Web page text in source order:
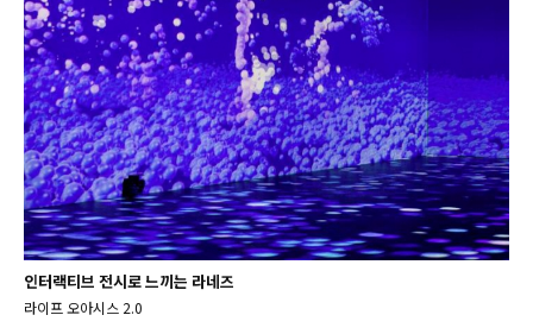
인터랙티브 전시로 느끼는 라네즈
라이프 오아시스 2.0